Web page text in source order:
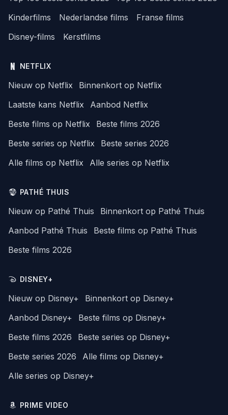
Kinderfilms
Nederlandse films
Franse films
Disney-films
Kerstfilms
NETFLIX
Nieuw op Netflix
Binnenkort op Netflix
Laatste kans Netflix
Aanbod Netflix
Beste films op Netflix
Beste films 2026
Beste series op Netflix
Beste series 2026
Alle films op Netflix
Alle series op Netflix
PATHÉ THUIS
Nieuw op Pathé Thuis
Binnenkort op Pathé Thuis
Aanbod Pathé Thuis
Beste films op Pathé Thuis
Beste films 2026
DISNEY+
Nieuw op Disney+
Binnenkort op Disney+
Aanbod Disney+
Beste films op Disney+
Beste films 2026
Beste series op Disney+
Beste series 2026
Alle films op Disney+
Alle series op Disney+
PRIME VIDEO